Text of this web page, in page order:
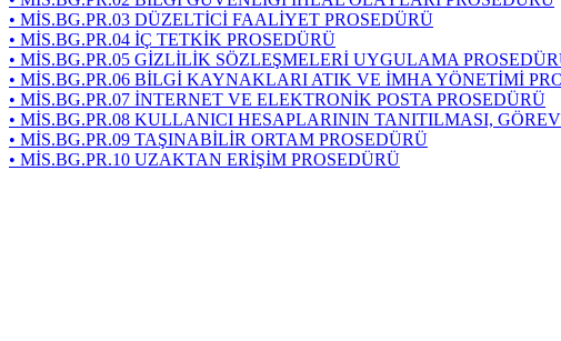
• MİS.BG.PR.03 DÜZELTİCİ FAALİYET PROSEDÜRÜ
• MİS.BG.PR.04 İÇ TETKİK PROSEDÜRÜ
• MİS.BG.PR.05 GİZLİLİK SÖZLEŞMELERİ UYGULAMA
• MİS.BG.PR.06 BİLGİ KAYNAKLARI ATIK VE İMHA YÖNETİMİ
• MİS.BG.PR.07 İNTERNET VE ELEKTRONİK POSTA PROSEDÜRÜ
• MİS.BG.PR.08 KULLANICI HESAPLARININ TANITILMASI,
• MİS.BG.PR.09 TAŞINABİLİR ORTAM PROSEDÜRÜ
• MİS.BG.PR.10 UZAKTAN ERİŞİM PROSEDÜRÜ